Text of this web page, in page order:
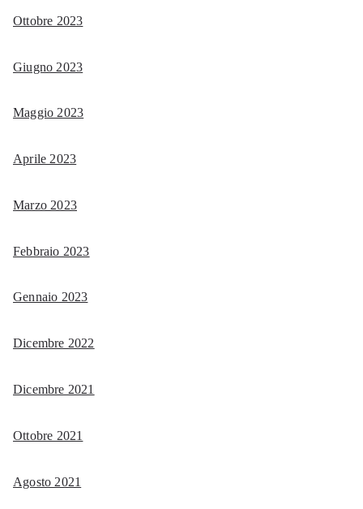
Ottobre 2023
Giugno 2023
Maggio 2023
Aprile 2023
Marzo 2023
Febbraio 2023
Gennaio 2023
Dicembre 2022
Dicembre 2021
Ottobre 2021
Agosto 2021